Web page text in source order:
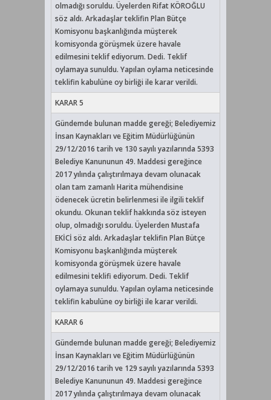
olmadığı soruldu. Üyelerden Rifat KÖROĞLU
söz aldı. Arkadaşlar teklifin Plan Bütçe
Komisyonu başkanlığında müşterek
komisyonda görüşmek üzere havale
edilmesini teklif ediyorum. Dedi. Teklif
oylamaya sunuldu. Yapılan oylama neticesinde
teklifin kabulüne oy birliği ile karar verildi.
KARAR 5
Gündemde bulunan madde gereği; Belediyemiz
İnsan Kaynakları ve Eğitim Müdürlüğünün
29/12/2016 tarih ve 130 sayılı yazılarında 5393
Belediye Kanununun 49. Maddesi gereğince
2017 yılında çalıştırılmaya devam olunacak
olan tam zamanlı Harita mühendisine
ödenecek ücretin belirlenmesi ile ilgili teklif
okundu. Okunan teklif hakkında söz isteyen
olup, olmadığı soruldu. Üyelerden Mustafa
EKİCİ söz aldı. Arkadaşlar teklifin Plan Bütçe
Komisyonu başkanlığında müşterek
komisyonda görüşmek üzere havale
edilmesini teklifi ediyorum. Dedi. Teklif
oylamaya sunuldu. Yapılan oylama neticesinde
teklifin kabulüne oy birliği ile karar verildi.
KARAR 6
Gündemde bulunan madde gereği; Belediyemiz
İnsan Kaynakları ve Eğitim Müdürlüğünün
29/12/2016 tarih ve 129 sayılı yazılarında 5393
Belediye Kanununun 49. Maddesi gereğince
2017 yılında çalıştırılmaya devam olunacak